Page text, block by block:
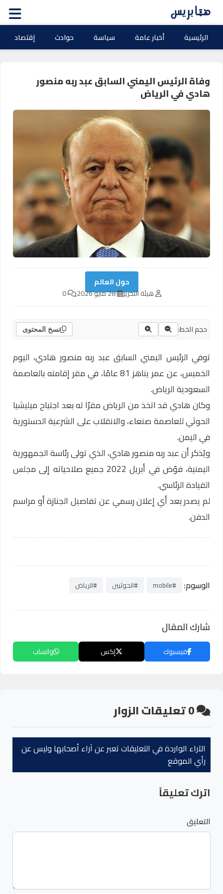
الرئيسية أخبار عامة سياسة حوادث إقتصاد
وفاة الرئيس اليمني السابق عبد ربه منصور
هادي في الرياض
حول العالم
هيئة التحرير 28 مايو 2026 0
حجم الخط: نسخ المحتوى
توفي الرئيس اليمني السابق عبد ربه منصور هادي، اليوم
الخميس، عن عمر يناهز 81 عامًا، في مقر إقامته بالعاصمة
السعودية الرياض.
وكان هادي قد اتخذ من الرياض مقرًا له بعد اجتياح ميليشيا
الحوثي للعاصمة صنعاء، والانقلاب على الشرعية الدستورية
في اليمن.
ويُذكر أن عبد ربه منصور هادي، الذي تولى رئاسة الجمهورية
اليمنية، فوّض في أبريل 2022 جميع صلاحياته إلى مجلس
القيادة الرئاسي.
لم يصدر بعد أي إعلان رسمي عن تفاصيل الجنازة أو مراسم
الدفن.
الوسوم: #mobile #الحوثيين #الرياض
شارك المقال
فيسبوك إكس واتساب
0تعليقات الزوار
الآراء الواردة في التعليقات تعبر عن آراء أصحابها وليس عن
رأي الموقع
اترك تعليقاً
التعليق